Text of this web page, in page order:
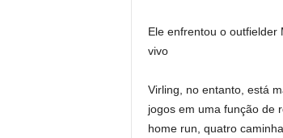
Ele enfrentou o outfielder
vivo
Virling, no entanto, está
jogos em uma função de
home run, quatro